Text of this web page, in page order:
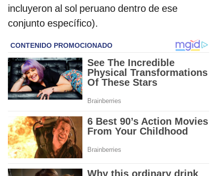
incluyeron al sol peruano dentro de ese
conjunto específico).